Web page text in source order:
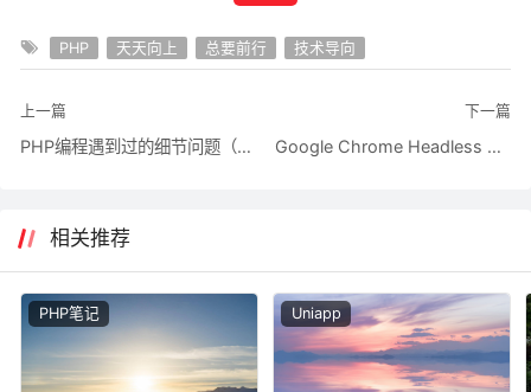
PHP 天天向上 总要前行 技术导向
上一篇
PHP编程遇到过的细节问题（总结）
下一篇
Google Chrome Headless （网页保存为PDF、网页截图）
相关推荐
PHP笔记 Uniapp